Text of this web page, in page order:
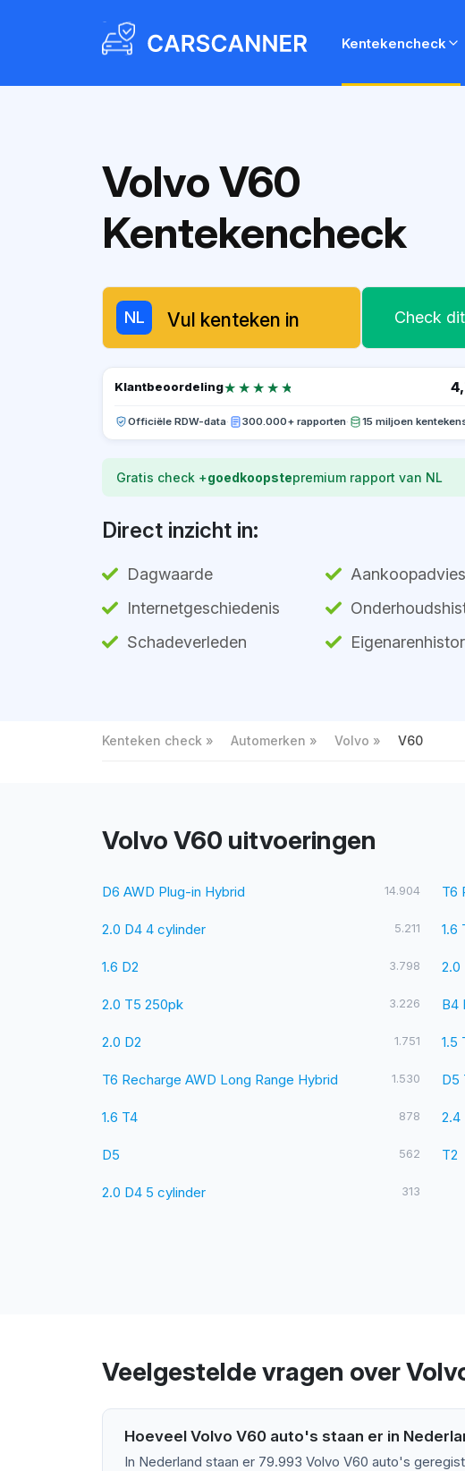
Kentekencheck
Volvo V60
Kentekencheck
NL Check
Klantbeoordeling★★★★★
★★★★★
Officiële RDW-data· 300.000+ rapporten· 15 miljoen
Gratis check +goedkoopstepremium rapport van NL
Direct inzicht in:
Dagwaarde
Aankoopadvies
Internetgeschiedenis
Schadeverleden
Kenteken check Automerken Volvo V60
Volvo V60 uitvoeringen
D6 AWD Plug-in Hybrid 14.904 T6
2.0 D4 4 cylinder 5.211 1.6
1.6 D2 3.798 2.0
2.0 T5 250pk 3.226 B4
2.0 D2 1.751 1.5
T6 Recharge AWD Long Range Hybrid 1.530 D5
1.6 T4 878 2.4
D5 562 T2
2.0 D4 5 cylinder 313
Veelgestelde vragen over
Hoeveel Volvo V60 auto's staan er in
In Nederland staan er 79.993 Volvo V60 auto's